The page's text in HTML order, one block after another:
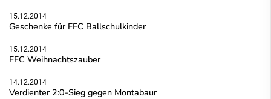
15.12.2014
Geschenke für FFC Ballschulkinder
15.12.2014
FFC Weihnachtszauber
14.12.2014
Verdienter 2:0-Sieg gegen Montabaur